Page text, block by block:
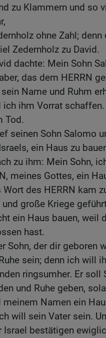
zu Klammern und so
ohne Zahl;
Zedernholz zu David.
dachte: Mein Sohn
das dem HERRN
Name und Ruhm
ich ihm Vorrat
Tod.
seinen Sohn Salomo
ein Haus zu
zu ihm: Mein Sohn,
meines Gottes, ein
Wort des HERRN kam
große Kriege
ein Haus bauen, weil
hast.
Sohn, der dir geboren
sein; denn ich will
ringsumher. Er
und Ruhe geben,
meinem Namen ein
will sein Vater sein.
Israel bestätigen